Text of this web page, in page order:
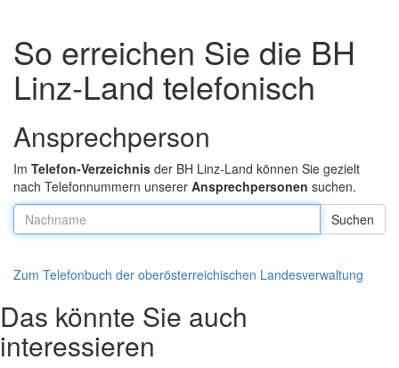
schließen
So erreichen Sie die BH
Linz-Land telefonisch
Ansprechperson
Im Telefon-Verzeichnis der BH Linz-Land können Sie gezielt
nach Telefonnummern unserer Ansprechpersonen suchen.
Nachname:
Zum Telefonbuch der oberösterreichischen Landesverwaltung
Das könnte Sie auch
interessieren